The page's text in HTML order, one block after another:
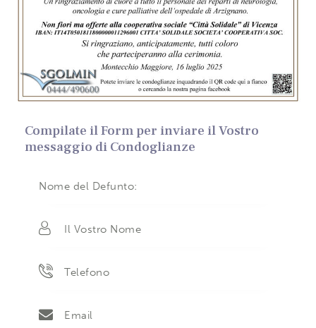
Compilate il Form per inviare il Vostro
messaggio di Condoglianze